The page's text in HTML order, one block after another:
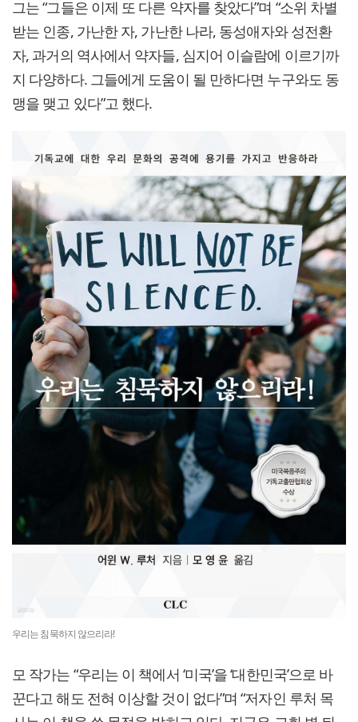
그는 “그들은 이제 또 다른 약자를 찾았다”며 “소위 차별
받는 인종, 가난한 자, 가난한 나라, 동성애자와 성전환
자, 과거의 역사에서 약자들, 심지어 이슬람에 이르기까
지 다양하다. 그들에게 도움이 될 만하다면 누구와도 동
맹을 맺고 있다”고 했다.
우리는 침묵하지 않으리라!
모 작가는 “우리는 이 책에서 ‘미국’을 ‘대한민국’으로 바
꾼다고 해도 전혀 이상할 것이 없다”며 “저자인 루처 목